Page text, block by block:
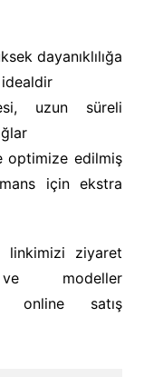
dayanıklılığa
idealdir
uzun süreli
optimize edilmiş
için ekstra
linkimizi ziyaret
modeller
online satış